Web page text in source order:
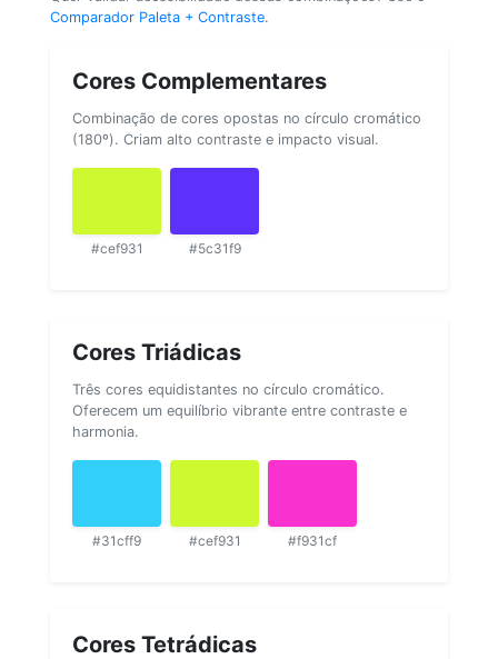
Comparador Paleta + Contraste.
Cores Complementares
Combinação de cores opostas no círculo cromático
(180º). Criam alto contraste e impacto visual.
#cef931 #5c31f9
Cores Triádicas
Três cores equidistantes no círculo cromático.
Oferecem um equilíbrio vibrante entre contraste e
harmonia.
#31cff9 #cef931 #f931cf
Cores Tetrádicas